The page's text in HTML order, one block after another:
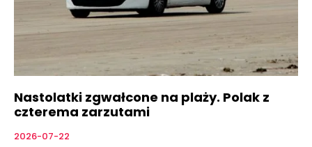
Nastolatki zgwałcone na plaży. Polak z
czterema zarzutami
2026-07-22